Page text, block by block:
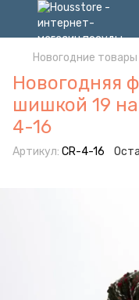
Новогодние товары
Новогодняя
шишкой 19
4-16
Артикул: CR-4-16